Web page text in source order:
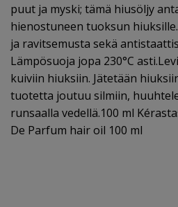
puut ja myski; tämä hiusöljy
hienostuneen tuoksun
ja ravitsemusta sekä
Lämpösuoja jopa 230°C
kuiviin hiuksiin. Jätetään
tuotetta joutuu silmiin,
runsaalla vedellä.100 ml
De Parfum hair oil 100 ml